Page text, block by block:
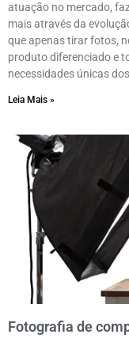
atuação no mercado,
mais através da
que apenas tirar fotos,
produto diferenciado e
necessidades únicas
Leia Mais »
Fotografia de